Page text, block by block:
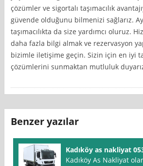
çözümler ve sigortalı taşımacılık
güvende olduğunu bilmenizi sağlarız.
taşımacılıkta da size yardımcı oluruz.
daha fazla bilgi almak ve rezervasyon
bizimle iletişime geçin. Sizin için en iyi
çözümlerini sunmaktan mutluluk
Benzer yazılar
Kadıköy as nakliyat
Kadıköy As Nakliyat